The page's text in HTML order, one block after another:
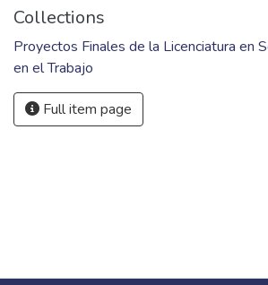
Collections
Proyectos Finales de la Licenciatura en
en el Trabajo
Full item page